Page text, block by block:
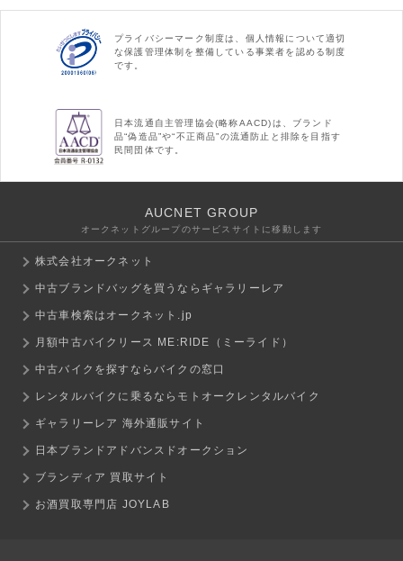
プライバシーマーク制度は、個人情報について適切
な保護管理体制を整備している事業者を認める制度
です。
日本流通自主管理協会(略称AACD)は、ブランド
品“偽造品”や“不正商品”の流通防止と排除を目指す
民間団体です。
AUCNET GROUP
オークネットグループのサービスサイトに移動します
株式会社オークネット
中古ブランドバッグを買うならギャラリーレア
中古車検索はオークネット.jp
月額中古バイクリース ME:RIDE（ミーライド）
中古バイクを探すならバイクの窓口
レンタルバイクに乗るならモトオークレンタルバイク
ギャラリーレア 海外通販サイト
日本ブランドアドバンスドオークション
ブランディア 買取サイト
お酒買取専門店 JOYLAB